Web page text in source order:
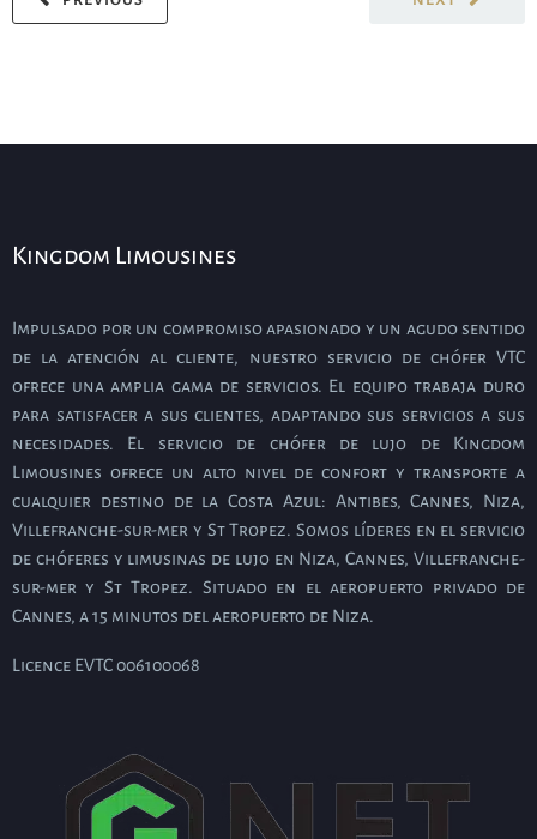
Kingdom Limousines
Impulsado por un compromiso apasionado y un agudo sentido
de la atención al cliente, nuestro servicio de chófer VTC
ofrece una amplia gama de servicios. El equipo trabaja duro
para satisfacer a sus clientes, adaptando sus servicios a sus
necesidades. El servicio de chófer de lujo de Kingdom
Limousines ofrece un alto nivel de confort y transporte a
cualquier destino de la Costa Azul: Antibes, Cannes, Niza,
Villefranche-sur-mer y St Tropez. Somos líderes en el servicio
de chóferes y limusinas de lujo en Niza, Cannes, Villefranche-
sur-mer y St Tropez. Situado en el aeropuerto privado de
Cannes, a 15 minutos del aeropuerto de Niza.
Licence EVTC 006100068